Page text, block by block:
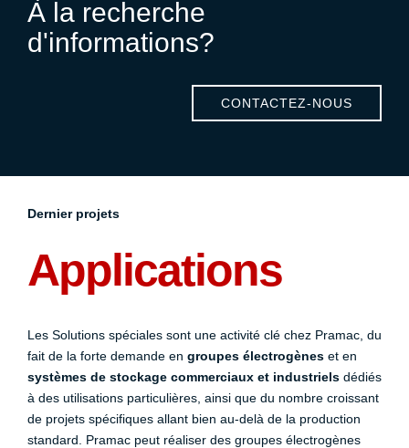
À la recherche
d'informations?
CONTACTEZ-NOUS
Dernier projets
Applications
Les Solutions spéciales sont une activité clé chez Pramac, du
fait de la forte demande en groupes électrogènes et en
systèmes de stockage commerciaux et industriels dédiés
à des utilisations particulières, ainsi que du nombre croissant
de projets spécifiques allant bien au-delà de la production
standard. Pramac peut réaliser des groupes électrogènes